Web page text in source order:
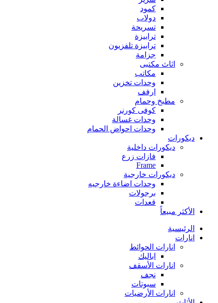
كمود
دولاب
تسريحة
ترابيزة
ترابيزة تلفزيون
جزامة
اثاث مكتبى
مكاتب
وحدات تخزين
ارفف
مطبخ وحمام
كوفى كورنر
وحدات غسالة
وحدات احواض الحمام
ديكورات
ديكورات داخلية
فازات زرع
Frame
ديكورات خارجية
وحدات اضاءة خارجيه
برجولات
قعدات
الأكثر مبيعاً
الرئيسية
انارات
انارات الحوائط
اباليك
انارات الأسقف
نجف
سبوتات
انارات الأرضيات